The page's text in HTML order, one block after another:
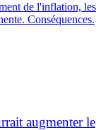
de l'inflation, les
Conséquences.
augmenter le